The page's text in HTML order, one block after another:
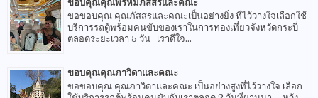
ขอบคุณคุณพรหมภัสสรและคณะ
ขอขอบคุณ คุณภัสสรและคณะเป็นอย่างยิ่ง ที่ไว้วางใจเลือกใช้
บริการรถตู้พร้อมคนขับของเราในการท่องเที่ยวจังหวัดกระบี่
ตลอดระยะเวลา 5 วัน เราดีใจ...
ขอบคุณคุณภาวิดาและคณะ
ขอขอบคุณ คุณภาวิดาและคณะ เป็นอย่างสูงที่ไว้วางใจ เลือก